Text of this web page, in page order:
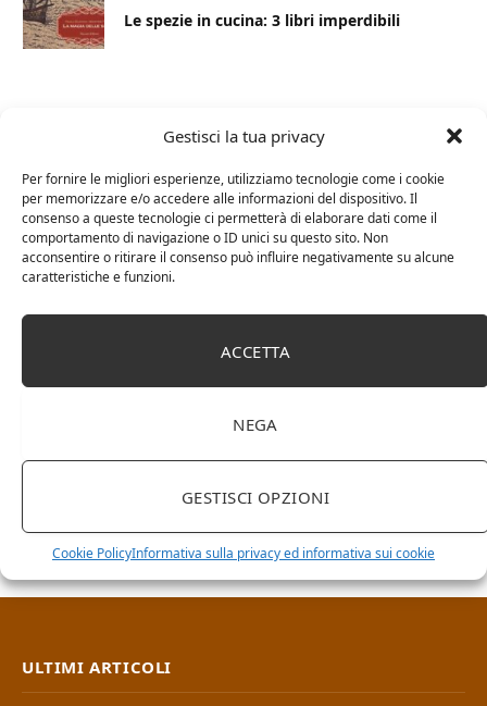
Gestisci la tua privacy
Per fornire le migliori esperienze, utilizziamo tecnologie come i cookie
per memorizzare e/o accedere alle informazioni del dispositivo. Il
consenso a queste tecnologie ci permetterà di elaborare dati come il
comportamento di navigazione o ID unici su questo sito. Non
acconsentire o ritirare il consenso può influire negativamente su alcune
caratteristiche e funzioni.
ACCETTA
NEGA
GESTISCI OPZIONI
Cookie PolicyInformativa sulla privacy ed informativa sui cookie
Le spezie in cucina: 3 libri imperdibili
ULTIMI ARTICOLI